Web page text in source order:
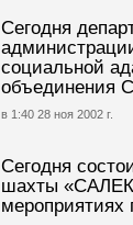
Сегодня
социальной
объединения
в 1:40 28 ноя 2002 г.
Сегодня
шахты
мероприятиях